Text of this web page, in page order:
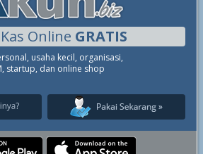
Online GRATIS
usaha kecil, organisasi,
startup, dan online shop